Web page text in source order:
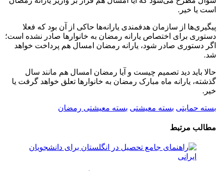
است یا خیر.
پیگیری‌ها از سازمان هدفمندی یارانه‌ها حاکی از آن بود که فعلا
دستوری برای اختصاص یارانه رمضان به خانوارها صادر نشده است؛
اگر دستوری صادر شود، یارانه رمضان امسال هم پرداخت خواهد
شد.
حالا باید دید تصمیم چیست و آیا رمضان امسال هم مانند سال
گذشته، یارانه ماه مبارک رمضان به خانوارها تعلق خواهد گرفت یا
خیر.
بسته حمایتی بسته معیشتی بسته معیشتی رمضان
مطالب مرتبط